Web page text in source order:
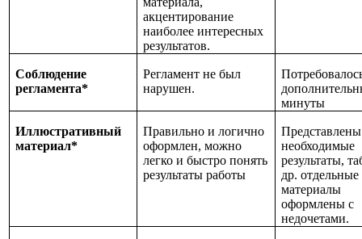
акцентирование
наиболее интересных
результатов.
Соблюдение
регламента*
Регламент не был
нарушен.
минуты
Иллюстративный
материал*
Правильно и логично
оформлен, можно
легко и быстро понять
результаты работы
необходимые
результаты,
др. отдельные
материалы
оформлены с
недочетами.